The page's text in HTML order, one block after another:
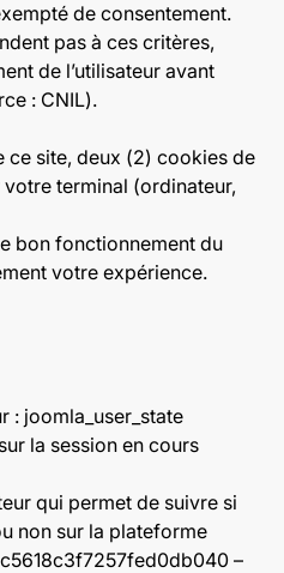
de consentement.
pas à ces critères,
de l’utilisateur avant
: CNIL).
ce site, deux (2) cookies de
terminal (ordinateur,
bon fonctionnement du
votre expérience.
: joomla_user_state
la session en cours
qui permet de suivre si
non sur la plateforme
–